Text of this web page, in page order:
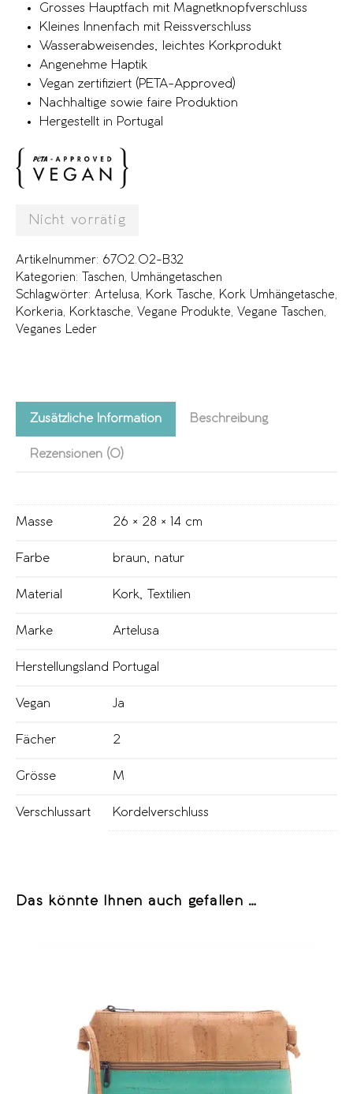
Grosses Hauptfach mit Magnetknopfverschluss
Kleines Innenfach mit Reissverschluss
Wasserabweisendes, leichtes Korkprodukt
Angenehme Haptik
Vegan zertifiziert (PETA-Approved)
Nachhaltige sowie faire Produktion
Hergestellt in Portugal
Nicht vorrätig
Artikelnummer: 6702.02-B32
Kategorien:
Taschen, Umhängetaschen
Schlagwörter: Artelusa, Kork Tasche, Kork Umhängetasche,
Korkeria, Korktasche, Vegane Produkte, Vegane Taschen,
Veganes Leder
Zusätzliche Information Beschreibung
Rezensionen (0)
Masse 26 × 28 × 14 cm
Farbe braun, natur
Material Kork, Textilien
Marke Artelusa
Herstellungsland Portugal
Vegan Ja
Fächer 2
Grösse M
Verschlussart Kordelverschluss
Das könnte Ihnen auch gefallen …